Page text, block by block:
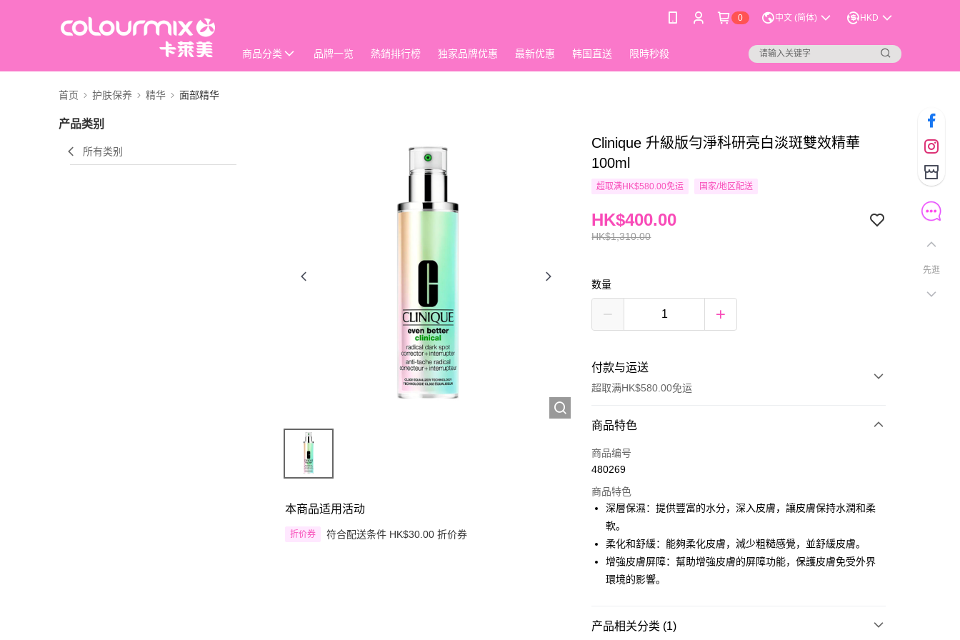
0 中文 (简体) HKD
商品分类 品牌一览 熱銷排行榜 独家品牌优惠 最新优惠 韩国直送 限時秒殺
首页 护肤保养 精华 面部精华
产品类别
所有类别
本商品适用活动
折价券 符合配送条件 HK$30.00 折价券
Clinique 升級版勻淨科研亮白淡斑雙效精華
100ml
超取满HK$580.00免运 国家/地区配送
HK$1,310.00
HK$400.00
数量
付款与运送
超取满HK$580.00免运
付款方式
信用卡
Google Pay
AlipayHK
PayMe
WeChat Pay
相关说明
商品特色
商品编号
480269
商品特色
深層保濕：提供豐富的水分，深入皮膚，讓皮膚保持水潤和柔
軟。
柔化和舒緩：能夠柔化皮膚，減少粗糙感覺，並舒緩皮膚。
增強皮膚屏障：幫助增強皮膚的屏障功能，保護皮膚免受外界
環境的影響。
产品相关分类 (1)
先逛